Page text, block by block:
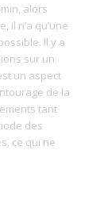
alors
il n’a qu’une
Il y a
sur un
un aspect
de la
tant
des
ce qui ne